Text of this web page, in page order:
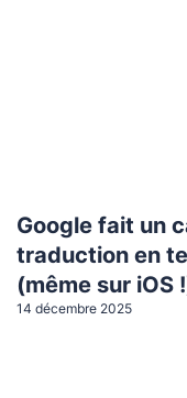
Google fait un
traduction en
(même sur iOS
14 décembre 2025